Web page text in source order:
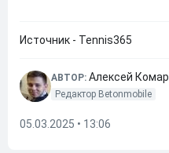
Источник - Tennis365
АВТОР: Алексей Комар
Редактор Betonmobile
05.03.2025 • 13:06